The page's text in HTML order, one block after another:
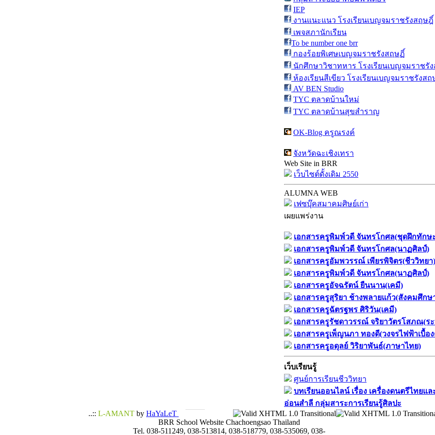
IEP
งานแนะแนว โรงเรียนเบญจมราชรังสฤษฎิ์
เพจสภานักเรียน
To be number one brr
กองร้อยพิเศษเบญจมราชรังสฤษฏิ์
นักศึกษาวิชาทหาร โรงเรียนเบญจมราชรั
ห้องเรียนสีเขียว โรงเรียนเบญจมราชรังสฤ
AV BEN Studio
TYC ตลาดบ้านใหม่
TYC ตลาดบ้านสุขสำราญ
OK-Blog ครูณรงค์
จังหวัดฉะเชิงเทรา
Web Site in BRR
เว็บไซต์ดั้งเดิม 2550
ALUMNA WEB
เฟซบุ๊คสมาคมศิษย์เก่า
เผยแพร่งาน
เอกสารครูพิมพ์วดี จันทรโกศล(ชุดฝึกทักษ
เอกสารครูพิมพ์วดี จันทรโกศล(นาฏศิลป์)
เอกสารครูอัมพวรรณ์ เพียรพิจิตร(ชีววิทยา)
เอกสารครูพิมพ์วดี จันทรโกศล(นาฏศิลป์)
เอกสารครูอัจฉรัตน์ ยืนนาน(เคมี)
เอกสารครูสุริยา ช้างพลายแก้ว(สังคมศึกษ
เอกสารครูฉัตรฐพร ศิริวัน(เคมี)
เอกสารครูรัชดาวรรณ์ จริยาวัตรโสภณ(ร
เอกสารครูเพ็ญนภา ทองดี(วงจรไฟฟ้าเบื้อ
เอกสารครูอดุลย์ วิริยาพันธ์(ภาษาไทย)
เว็บเรียนรู้
ศูนย์การเรียนชีววิทยา
บทเรียนออนไลน์​ เรื่อง​ เครื่องดนตรีไทย
อ่อนสำลี​ กลุ่มสาระการเรียนรู้ศิลปะ
..:: L-AMANT by HaYaLeT
BRR School Website Chachoengsao Thailand
Tel. 038-511249, 038-513814, 038-518779, 038-535069, 038-